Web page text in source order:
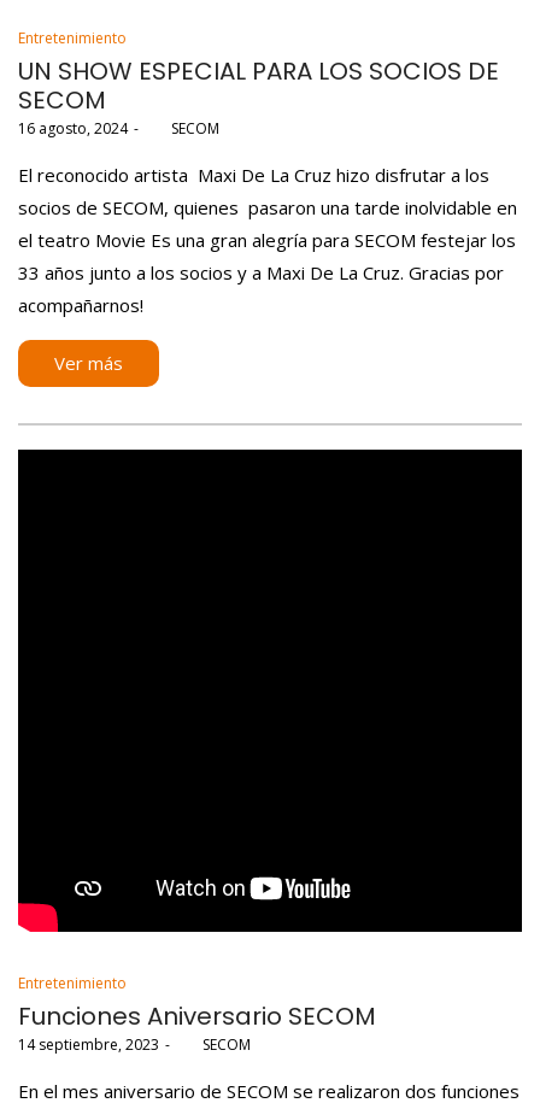
Posted
in
Entretenimiento
UN SHOW ESPECIAL PARA LOS SOCIOS DE
SECOM
Posted
16 agosto, 2024 SECOM
El reconocido artista Maxi De La Cruz hizo disfrutar a los
socios de SECOM, quienes pasaron una tarde inolvidable en
el teatro Movie Es una gran alegría para SECOM festejar los
33 años junto a los socios y a Maxi De La Cruz. Gracias por
acompañarnos!
Ver más
Posted
in
Entretenimiento
Funciones Aniversario SECOM
Posted
14 septiembre, 2023 SECOM
En el mes aniversario de SECOM se realizaron dos funciones